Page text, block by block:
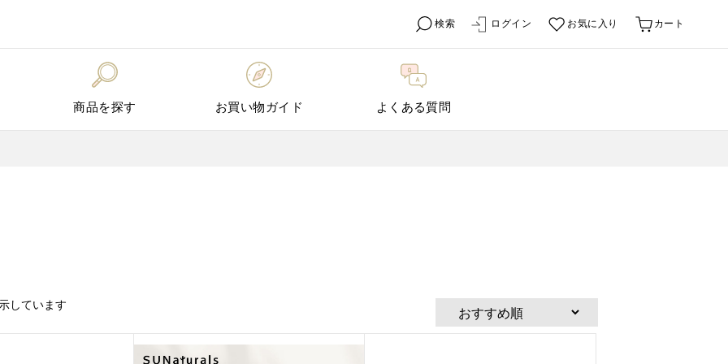
検索 ログイン お気に入り カート
商品を探す お買い物ガイド よくある質問
しています